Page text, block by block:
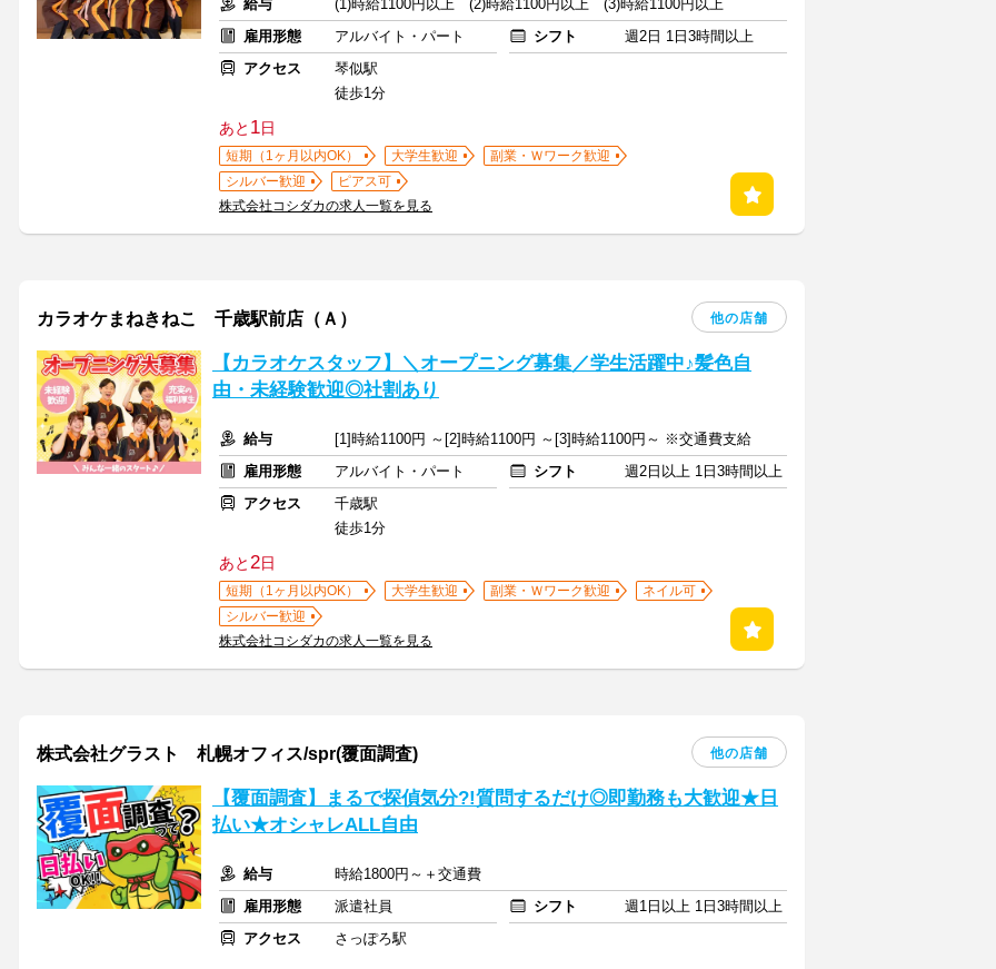
給与
(1)時給1100円以上 (2)時給1100円以上 (3)時給1100円以上
雇用形態
アルバイト・パート シフト
週2日 1日3時間以上
アクセス
琴似駅
徒歩1分
あと 1日
短期（1ヶ月以内OK） 大学生歓迎
副業・Ｗワーク歓迎
シルバー歓迎
ピアス可
株式会社コシダカの求人一覧を見る
カラオケまねきねこ 千歳駅前店（Ａ） 他の店舗
【カラオケスタッフ】＼オープニング募集／学生活躍中♪髪色自
由・未経験歓迎◎社割あり
給与
[1]時給1100円 ～[2]時給1100円 ～[3]時給1100円～ ※交通費支給
雇用形態
アルバイト・パート シフト
週2日以上 1日3時間以上
アクセス
千歳駅
徒歩1分
あと2日
短期（1ヶ月以内OK） 大学生歓迎 副業・Ｗワーク歓迎
ネイル可
シルバー歓迎
株式会社コシダカの求人一覧を見る
株式会社グラスト 札幌オフィス/spr(覆面調査) 他の店舗
【覆面調査】まるで探偵気分?!質問するだけ◎即勤務も大歓迎★日
払い★オシャレALL自由
給与
時給1800円～＋交通費
雇用形態
派遣社員 シフト
週1日以上 1日3時間以上
アクセス
さっぽろ駅